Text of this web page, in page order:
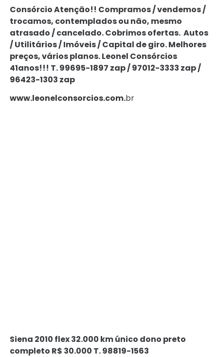
Consórcio Atenção!! Compramos / vendemos /
trocamos, contemplados ou não, mesmo
atrasado / cancelado. Cobrimos ofertas. Autos
/ Utilitários / Imóveis / Capital de giro. Melhores
preços, vários planos. Leonel Consórcios
41anos!!! T. 99695-1897 zap / 97012-3333 zap /
96423-1303 zap
www.leonelconsorcios.com.br
Siena 2010 flex 32.000 km único dono preto
completo R$ 30.000 T. 98819-1563